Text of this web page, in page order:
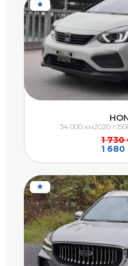
1 730
1
34 000 км2020 г.